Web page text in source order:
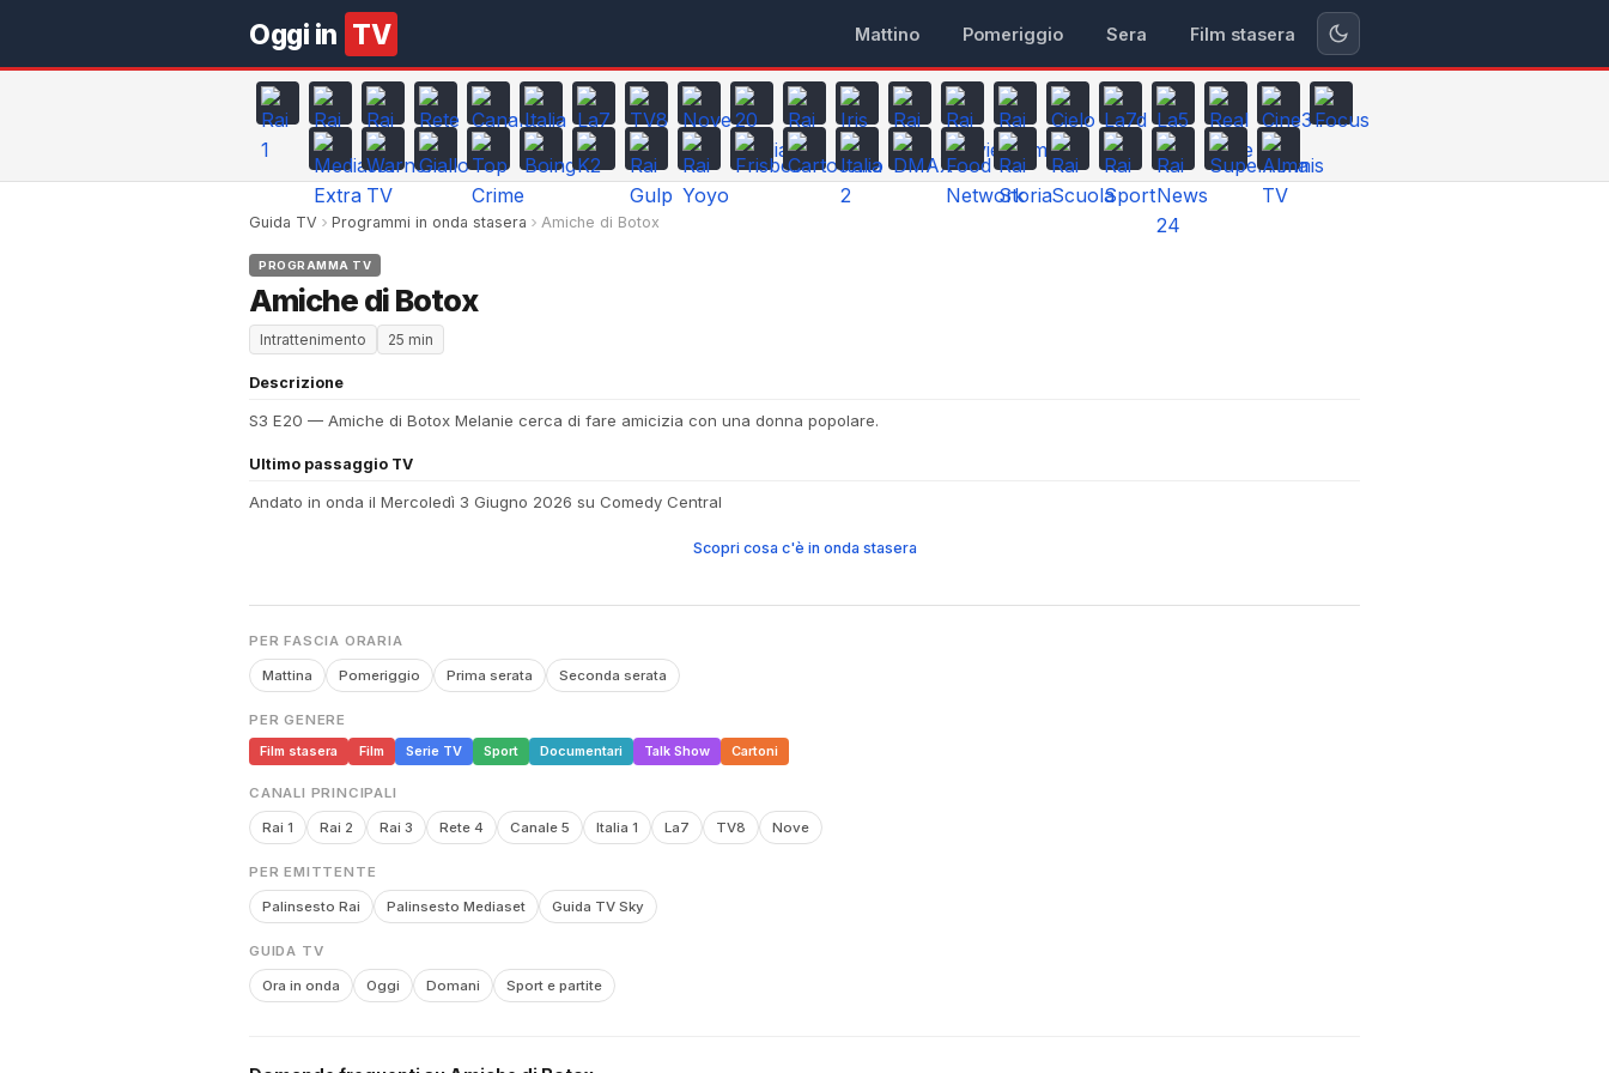
Oggi in TV Mattino Pomeriggio Sera Film stasera
Guida TV Programmi in onda stasera Amiche di Botox
PROGRAMMA TV
Amiche di Botox
Intrattenimento 25 min
Descrizione
S3 E20 — Amiche di Botox Melanie cerca di fare amicizia con una donna popolare.
Ultimo passaggio TV
Andato in onda il Mercoledì 3 Giugno 2026 su Comedy Central
Scopri cosa c'è in onda stasera
PER FASCIA ORARIA
Mattina Pomeriggio Prima serata Seconda serata
PER GENERE
Film stasera
Film Serie TV Sport Documentari Talk Show Cartoni
CANALI PRINCIPALI
Rai 1 Rai 2 Rai 3 Rete 4 Canale 5 Italia 1 La7 TV8 Nove
PER EMITTENTE
Palinsesto Rai Palinsesto Mediaset Guida TV Sky
GUIDA TV
Ora in onda Oggi Domani Sport e partite